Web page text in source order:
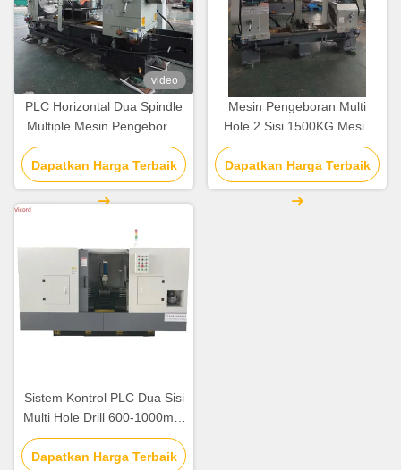
video
PLC Horizontal Dua Spindle
Multiple Mesin Pengeboran
Untuk Fittings Pipa Katup
Dapatkan Harga Terbaik
Mesin Pengeboran Multi
Hole 2 Sisi 1500KG Mesin
Pengeboran Sisi CNC
Dapatkan Harga Terbaik
Sistem Kontrol PLC Dua Sisi
Multi Hole Drill 600-1000mm
Panjang Mesin Maksimal
Dapatkan Harga Terbaik